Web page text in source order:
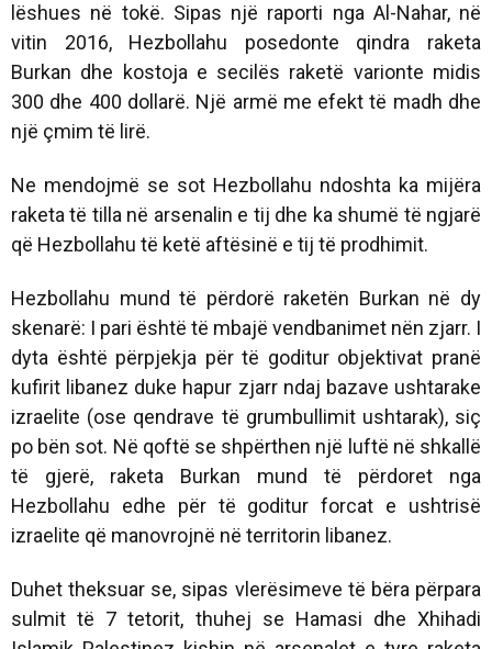
lëshues në tokë. Sipas një raporti nga Al-Nahar, në
vitin 2016, Hezbollahu posedonte qindra raketa
Burkan dhe kostoja e secilës raketë varionte midis
300 dhe 400 dollarë. Një armë me efekt të madh dhe
një çmim të lirë.
Ne mendojmë se sot Hezbollahu ndoshta ka mijëra
raketa të tilla në arsenalin e tij dhe ka shumë të ngjarë
që Hezbollahu të ketë aftësinë e tij të prodhimit.
Hezbollahu mund të përdorë raketën Burkan në dy
skenarë: I pari është të mbajë vendbanimet nën zjarr. I
dyta është përpjekja për të goditur objektivat pranë
kufirit libanez duke hapur zjarr ndaj bazave ushtarake
izraelite (ose qendrave të grumbullimit ushtarak), siç
po bën sot. Në qoftë se shpërthen një luftë në shkallë
të gjerë, raketa Burkan mund të përdoret nga
Hezbollahu edhe për të goditur forcat e ushtrisë
izraelite që manovrojnë në territorin libanez.
Duhet theksuar se, sipas vlerësimeve të bëra përpara
sulmit të 7 tetorit, thuhej se Hamasi dhe Xhihadi